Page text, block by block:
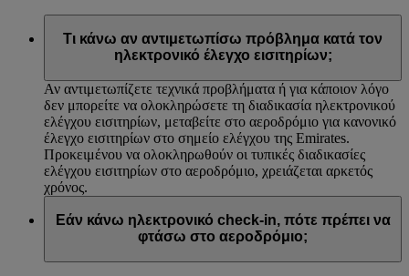
Τι κάνω αν αντιμετωπίσω πρόβλημα κατά τον
ηλεκτρονικό έλεγχο εισιτηρίων;
Αν αντιμετωπίζετε τεχνικά προβλήματα ή για κάποιον λόγο
δεν μπορείτε να ολοκληρώσετε τη διαδικασία ηλεκτρονικού
ελέγχου εισιτηρίων, μεταβείτε στο αεροδρόμιο για κανονικό
έλεγχο εισιτηρίων στο σημείο ελέγχου της Emirates.
Προκειμένου να ολοκληρωθούν οι τυπικές διαδικασίες
ελέγχου εισιτηρίων στο αεροδρόμιο, χρειάζεται αρκετός
χρόνος.
Εάν κάνω ηλεκτρονικό check-in, πότε πρέπει να
φτάσω στο αεροδρόμιο;